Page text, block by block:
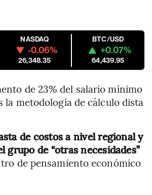
NASDAQ
-0.06%
26,348.35
BTC/USD
+0.07%
64,439.95
de 23% del salario mínimo
la metodología de cálculo dista
de costos a nivel regional y
de “otras necesidades”
de pensamiento económico